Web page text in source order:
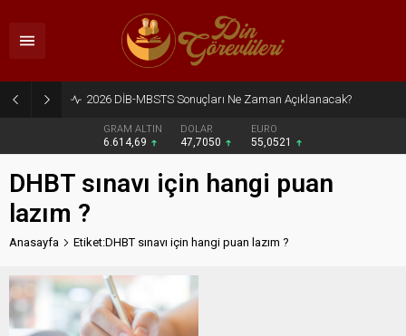
2026 DİB-MBSTS Sonuçları Ne Zaman Açıklanacak?
GRAM ALTIN
6.614,69
DOLAR
47,7050
EURO
55,0521
DHBT sınavı için hangi puan
lazım ?
Anasayfa Etiket:DHBT sınavı için hangi puan lazım ?